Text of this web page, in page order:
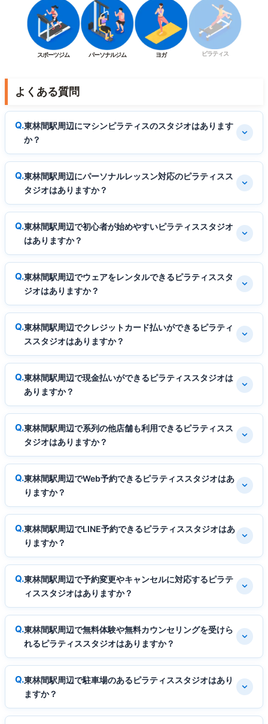
スポーツジム パーソナルジム ヨガ ピラティス
よくある質問
東林間駅周辺にマシンピラティスのスタジオはあります
か？
東林間駅周辺にパーソナルレッスン対応のピラティスス
タジオはありますか？
東林間駅周辺で初心者が始めやすいピラティススタジオ
はありますか？
東林間駅周辺でウェアをレンタルできるピラティススタ
ジオはありますか？
東林間駅周辺でクレジットカード払いができるピラティ
ススタジオはありますか？
東林間駅周辺で現金払いができるピラティススタジオは
ありますか？
東林間駅周辺で系列の他店舗も利用できるピラティスス
タジオはありますか？
東林間駅周辺でWeb予約できるピラティススタジオはあ
りますか？
東林間駅周辺でLINE予約できるピラティススタジオはあ
りますか？
東林間駅周辺で予約変更やキャンセルに対応するピラテ
ィススタジオはありますか？
東林間駅周辺で無料体験や無料カウンセリングを受けら
れるピラティススタジオはありますか？
東林間駅周辺で駐車場のあるピラティススタジオはあり
ますか？